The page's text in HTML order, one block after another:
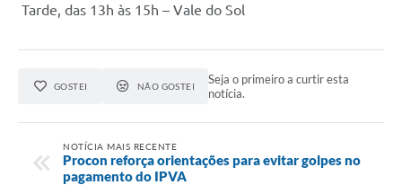
Tarde, das 13h às 15h – Vale do Sol
GOSTEI NÃO GOSTEI
Seja o primeiro a curtir esta
notícia.
NOTÍCIA MAIS RECENTE
Procon reforça orientações para evitar golpes no
pagamento do IPVA